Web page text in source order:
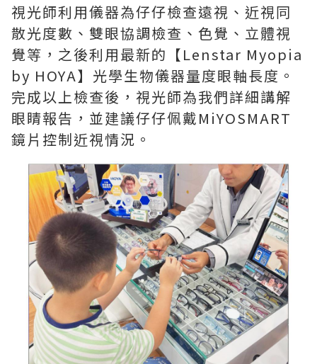
視光師利用儀器為仔仔檢查遠視、近視同
散光度數、雙眼協調檢查、色覺、立體視
覺等，之後利用最新的【Lenstar Myopia
by HOYA】光學生物儀器量度眼軸長度。
完成以上檢查後，視光師為我們詳細講解
眼睛報告，並建議仔仔佩戴MiYOSMART
鏡片控制近視情況。